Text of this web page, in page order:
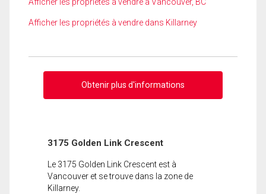
Afficher les propriétés à vendre dans Killarney
Obtenir plus d'informations
3175 Golden Link Crescent
Le 3175 Golden Link Crescent est à
Vancouver et se trouve dans la zone de
Killarney.